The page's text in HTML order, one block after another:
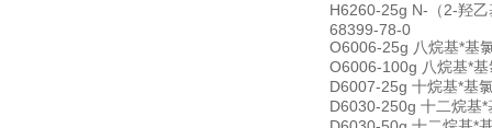
H6260-25g N-（2-羟
68399-78-0
O6006-25g 八烷基*基
O6006-100g 八烷基*
D6007-25g 十烷基*基
D6030-250g 十二烷基